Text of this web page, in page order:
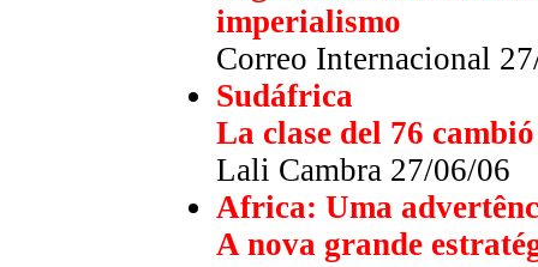
imperialismo
Correo Internacional
Sudáfrica
La clase del 76
Lali Cambra 27/06/06
Africa: Uma
A nova grande